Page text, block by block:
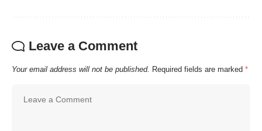
Leave a Comment
Your email address will not be published. Required fields are marked *